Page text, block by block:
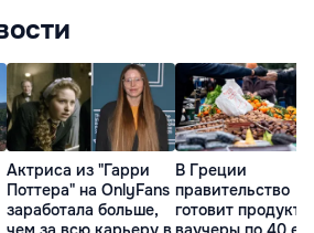
Актриса из "Гарри
Поттера" на OnlyFans
заработала больше,
В Греции
правительство
готовит